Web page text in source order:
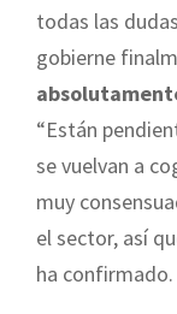
todas las
gobierne
“Están
se vuelvan a
muy
el sector, así
ha confirmado.